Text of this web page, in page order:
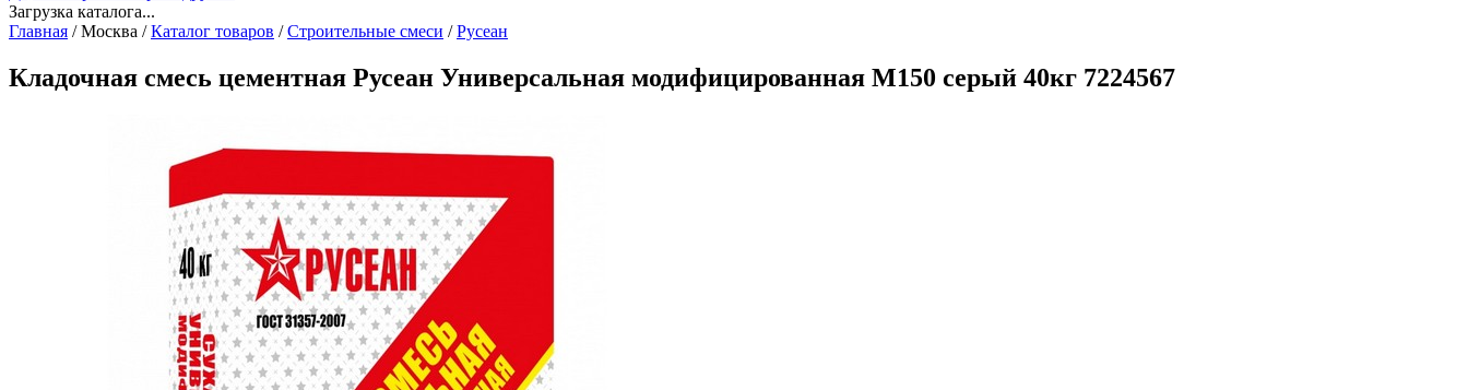
Загрузка каталога...
Главная /Москва / Каталог товаров / Строительные смеси / Русеан
Кладочная смесь цементная Русеан Универсальная модифицированная М150 серый 40кг 7224567